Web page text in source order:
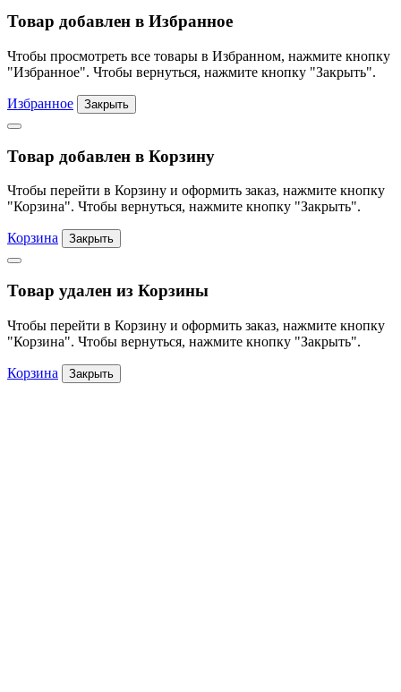
Товар добавлен в Избранное
Чтобы просмотреть все товары в Избранном, нажмите кнопку
"Избранное". Чтобы вернуться, нажмите кнопку "Закрыть".
Избранное Закрыть
Товар добавлен в Корзину
Чтобы перейти в Корзину и оформить заказ, нажмите кнопку
"Корзина". Чтобы вернуться, нажмите кнопку "Закрыть".
Корзина Закрыть
Товар удален из Корзины
Чтобы перейти в Корзину и оформить заказ, нажмите кнопку
"Корзина". Чтобы вернуться, нажмите кнопку "Закрыть".
Корзина Закрыть